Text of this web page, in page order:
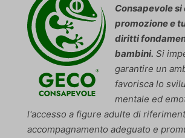
Consapevole
promozione e
diritti
bambini. Si
garantire un
favorisca lo
mentale ed
l'accesso a figure adulte di
accompagnamento adeguato e